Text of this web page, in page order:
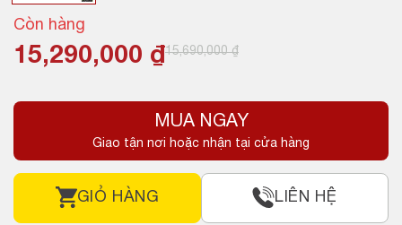
Còn hàng
15,690,000₫
Giá
là:
15,690,000 ₫.
15,290,000 ₫
Giá
tại
15,290,000 ₫.
MUA NGAY
Giao tận nơi hoặc nhận tại cửa hàng
GIỎ HÀNG LIÊN HỆ